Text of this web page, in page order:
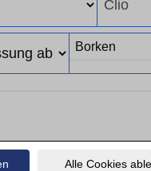
Alle Cookies
Finden Sie in Borken